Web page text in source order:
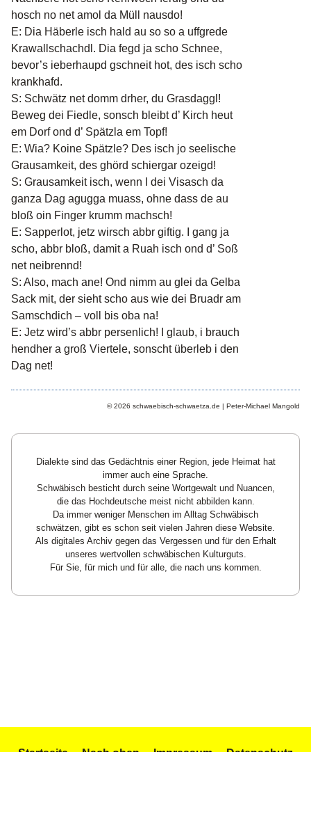
hosch no net amol da Müll nausdo!
E: Dia Häberle isch hald au so so a uffgrede
Krawallschachdl. Dia fegd ja scho Schnee,
bevor’s ieberhaupd gschneit hot, des isch scho
krankhafd.
S: Schwätz net domm drher, du Grasdaggl!
Beweg dei Fiedle, sonsch bleibt d’ Kirch heut
em Dorf ond d’ Spätzla em Topf!
E: Wia? Koine Spätzle? Des isch jo seelische
Grausamkeit, des ghörd schiergar ozeigd!
S: Grausamkeit isch, wenn I dei Visasch da
ganza Dag agugga muass, ohne dass de au
bloß oin Finger krumm machsch!
E: Sapperlot, jetz wirsch abbr giftig. I gang ja
scho, abbr bloß, damit a Ruah isch ond d’ Soß
net neibrennd!
S: Also, mach ane! Ond nimm au glei da Gelba
Sack mit, der sieht scho aus wie dei Bruadr am
Samschdich – voll bis oba na!
E: Jetz wird’s abbr persenlich! I glaub, i brauch
hendher a groß Viertele, sonscht überleb i den
Dag net!
© 2026 schwaebisch-schwaetza.de | Peter-Michael Mangold
Dialekte sind das Gedächtnis einer Region, jede Heimat hat
immer auch eine Sprache.
Schwäbisch besticht durch seine Wortgewalt und Nuancen,
die das Hochdeutsche meist nicht abbilden kann.
Da immer weniger Menschen im Alltag Schwäbisch
schwätzen, gibt es schon seit vielen Jahren diese Website.
Als digitales Archiv gegen das Vergessen und für den Erhalt
unseres wertvollen schwäbischen Kulturguts.
Für Sie, für mich und für alle, die nach uns kommen.
Startseite Nach oben Impressum Datenschutz